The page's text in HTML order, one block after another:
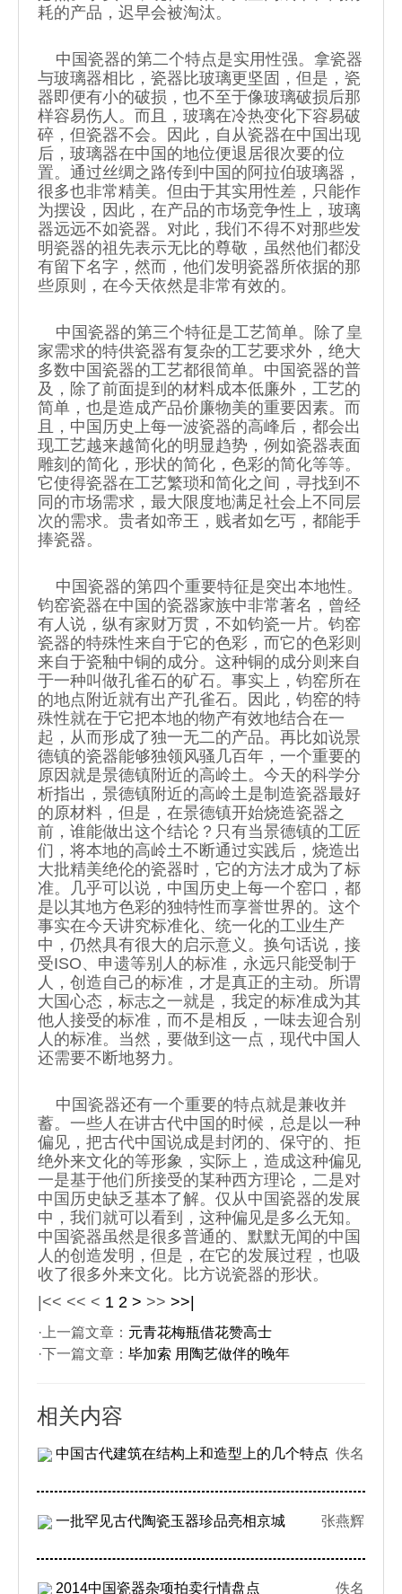
耗的产品，迟早会被淘汰。
中国瓷器的第二个特点是实用性强。拿瓷器
与玻璃器相比，瓷器比玻璃更坚固，但是，瓷
器即便有小的破损，也不至于像玻璃破损后那
样容易伤人。而且，玻璃在冷热变化下容易破
碎，但瓷器不会。因此，自从瓷器在中国出现
后，玻璃器在中国的地位便退居很次要的位
置。通过丝绸之路传到中国的阿拉伯玻璃器，
很多也非常精美。但由于其实用性差，只能作
为摆设，因此，在产品的市场竞争性上，玻璃
器远远不如瓷器。对此，我们不得不对那些发
明瓷器的祖先表示无比的尊敬，虽然他们都没
有留下名字，然而，他们发明瓷器所依据的那
些原则，在今天依然是非常有效的。
中国瓷器的第三个特征是工艺简单。除了皇
家需求的特供瓷器有复杂的工艺要求外，绝大
多数中国瓷器的工艺都很简单。中国瓷器的普
及，除了前面提到的材料成本低廉外，工艺的
简单，也是造成产品价廉物美的重要因素。而
且，中国历史上每一波瓷器的高峰后，都会出
现工艺越来越简化的明显趋势，例如瓷器表面
雕刻的简化，形状的简化，色彩的简化等等。
它使得瓷器在工艺繁琐和简化之间，寻找到不
同的市场需求，最大限度地满足社会上不同层
次的需求。贵者如帝王，贱者如乞丐，都能手
捧瓷器。
中国瓷器的第四个重要特征是突出本地性。
钧窑瓷器在中国的瓷器家族中非常著名，曾经
有人说，纵有家财万贯，不如钧瓷一片。钧窑
瓷器的特殊性来自于它的色彩，而它的色彩则
来自于瓷釉中铜的成分。这种铜的成分则来自
于一种叫做孔雀石的矿石。事实上，钧窑所在
的地点附近就有出产孔雀石。因此，钧窑的特
殊性就在于它把本地的物产有效地结合在一
起，从而形成了独一无二的产品。再比如说景
德镇的瓷器能够独领风骚几百年，一个重要的
原因就是景德镇附近的高岭土。今天的科学分
析指出，景德镇附近的高岭土是制造瓷器最好
的原材料，但是，在景德镇开始烧造瓷器之
前，谁能做出这个结论？只有当景德镇的工匠
们，将本地的高岭土不断通过实践后，烧造出
大批精美绝伦的瓷器时，它的方法才成为了标
准。几乎可以说，中国历史上每一个窑口，都
是以其地方色彩的独特性而享誉世界的。这个
事实在今天讲究标准化、统一化的工业生产
中，仍然具有很大的启示意义。换句话说，接
受ISO、申遗等别人的标准，永远只能受制于
人，创造自己的标准，才是真正的主动。所谓
大国心态，标志之一就是，我定的标准成为其
他人接受的标准，而不是相反，一味去迎合别
人的标准。当然，要做到这一点，现代中国人
还需要不断地努力。
中国瓷器还有一个重要的特点就是兼收并
蓄。一些人在讲古代中国的时候，总是以一种
偏见，把古代中国说成是封闭的、保守的、拒
绝外来文化的等形象，实际上，造成这种偏见
一是基于他们所接受的某种西方理论，二是对
中国历史缺乏基本了解。仅从中国瓷器的发展
中，我们就可以看到，这种偏见是多么无知。
中国瓷器虽然是很多普通的、默默无闻的中国
人的创造发明，但是，在它的发展过程，也吸
收了很多外来文化。比方说瓷器的形状。
|<< << < 1 2 > >> >>|
·上一篇文章： 元青花梅瓶借花赞高士
·下一篇文章： 毕加索 用陶艺做伴的晚年
相关内容
中国古代建筑在结构上和造型上的几个特点 佚名
一批罕见古代陶瓷玉器珍品亮相京城 张燕辉
2014中国瓷器杂项拍卖行情盘点 佚名